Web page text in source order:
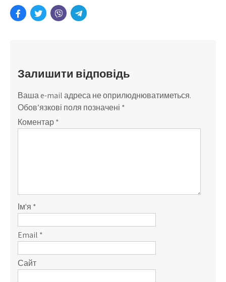
Залишити відповідь
Ваша e-mail адреса не оприлюднюватиметься.
Обов’язкові поля позначені *
Коментар*
Ім'я *
Email *
Сайт